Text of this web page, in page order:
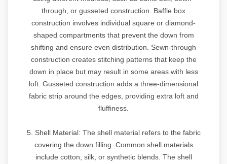
through, or gusseted construction. Baffle box
construction involves individual square or diamond-
shaped compartments that prevent the down from
shifting and ensure even distribution. Sewn-through
construction creates stitching patterns that keep the
down in place but may result in some areas with less
loft. Gusseted construction adds a three-dimensional
fabric strip around the edges, providing extra loft and
fluffiness.
5. Shell Material: The shell material refers to the fabric
covering the down filling. Common shell materials
include cotton, silk, or synthetic blends. The shell